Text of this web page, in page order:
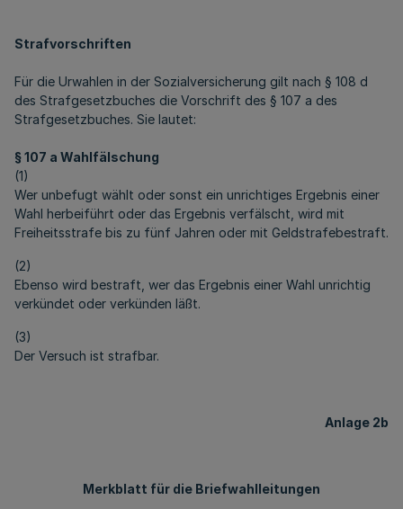
Strafvorschriften
Für die Urwahlen in der Sozialversicherung gilt nach § 108 d
des Strafgesetzbuches die Vorschrift des § 107 a des
Strafgesetzbuches. Sie lautet:
§ 107 a Wahlfälschung
(1)
Wer unbefugt wählt oder sonst ein unrichtiges Ergebnis einer
Wahl herbeiführt oder das Ergebnis verfälscht, wird mit
Freiheitsstrafe bis zu fünf Jahren oder mit Geldstrafebestraft.
(2)
Ebenso wird bestraft, wer das Ergebnis einer Wahl unrichtig
verkündet oder verkünden läßt.
(3)
Der Versuch ist strafbar.
Anlage 2b
Merkblatt für die Briefwahlleitungen